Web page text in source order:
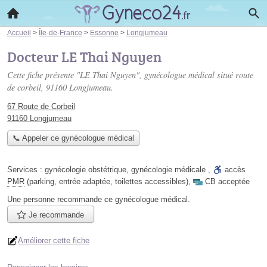
Accueil > Île-de-France > Essonne > Longjumeau
Docteur LE Thai Nguyen
Cette fiche présente "LE Thai Nguyen", gynécologue médical situé route
de corbeil, 91160 Longjumeau.
67 Route de Corbeil
91160 Longjumeau
📞 Appeler ce gynécologue médical
Services : gynécologie obstétrique, gynécologie médicale ,
accès
PMR (parking, entrée adaptée, toilettes accessibles),
CB acceptée
Une personne recommande ce gynécologue médical.
Je recommande
Améliorer cette fiche